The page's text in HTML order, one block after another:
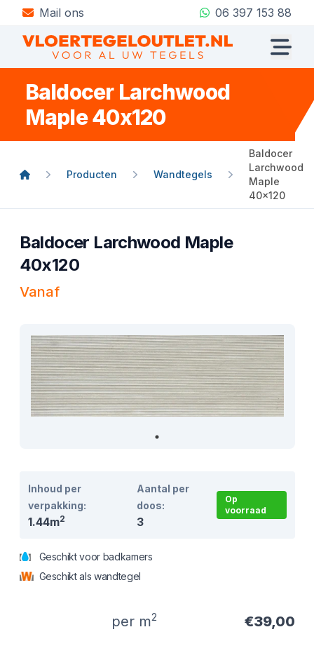
Mail ons 06 397 153 88
Baldocer Larchwood
Maple 40x120
Producten Wandtegels
Baldocer
Larchwood
Maple
40x120
Baldocer Larchwood Maple
40x120
Vanaf
Inhoud per
verpakking:
1.44m2
Aantal per
doos:
3
Op
voorraad
Geschikt voor badkamers
Geschikt als wandtegel
per m2 €39,00